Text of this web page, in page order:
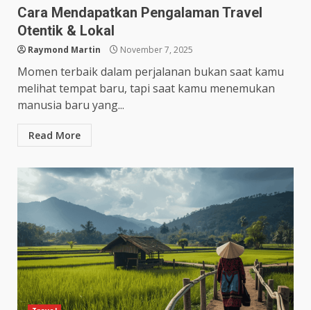
Cara Mendapatkan Pengalaman Travel
Otentik & Lokal
Raymond Martin November 7, 2025
Momen terbaik dalam perjalanan bukan saat kamu
melihat tempat baru, tapi saat kamu menemukan
manusia baru yang...
Read More